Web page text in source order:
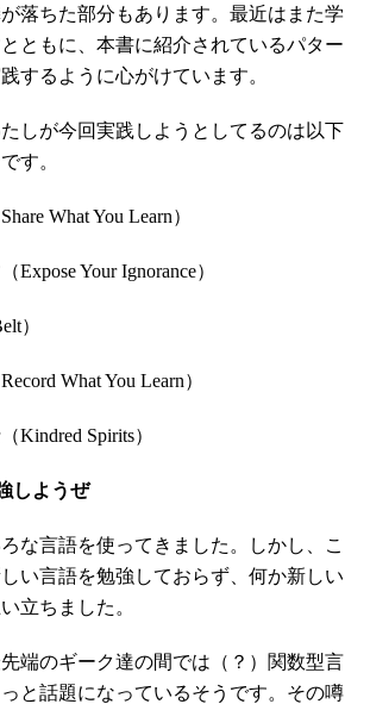
落ちた部分もあります。最近はまた学
ともに、本書に紹介されているパター
するように心がけています。
しが今回実践しようとしてるのは以下
す。
What You Learn）
Your Ignorance）
）
What You Learn）
Kindred Spirits）
しようぜ
な言語を使ってきました。しかし、こ
い言語を勉強しておらず、何か新しい
立ちました。
端のギーク達の間では（？）関数型言
と話題になっているそうです。その噂